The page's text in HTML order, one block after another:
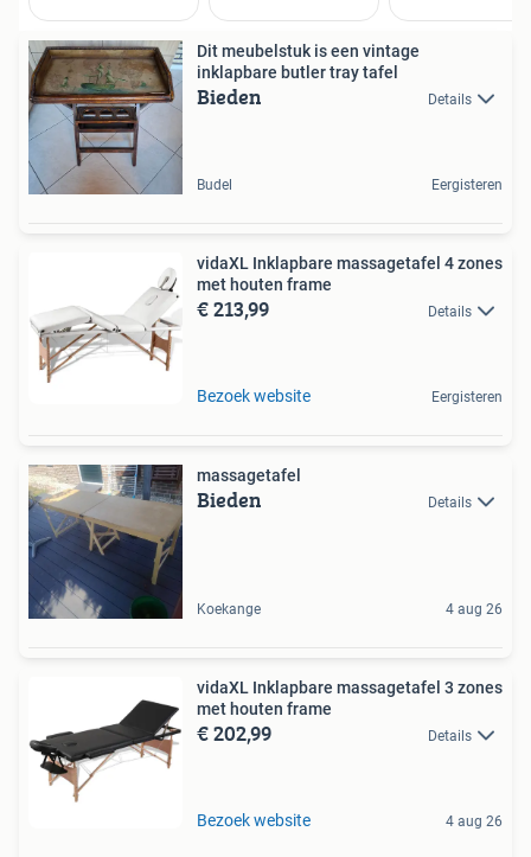
Dit meubelstuk is een vintage
inklapbare butler tray tafel
Bieden Details
Budel Eergisteren
vidaXL Inklapbare massagetafel 4 zones
met houten frame
€ 213,99 Details
Bezoek website Eergisteren
massagetafel
Bieden Details
Koekange 4 aug 26
vidaXL Inklapbare massagetafel 3 zones
met houten frame
€ 202,99 Details
Bezoek website 4 aug 26